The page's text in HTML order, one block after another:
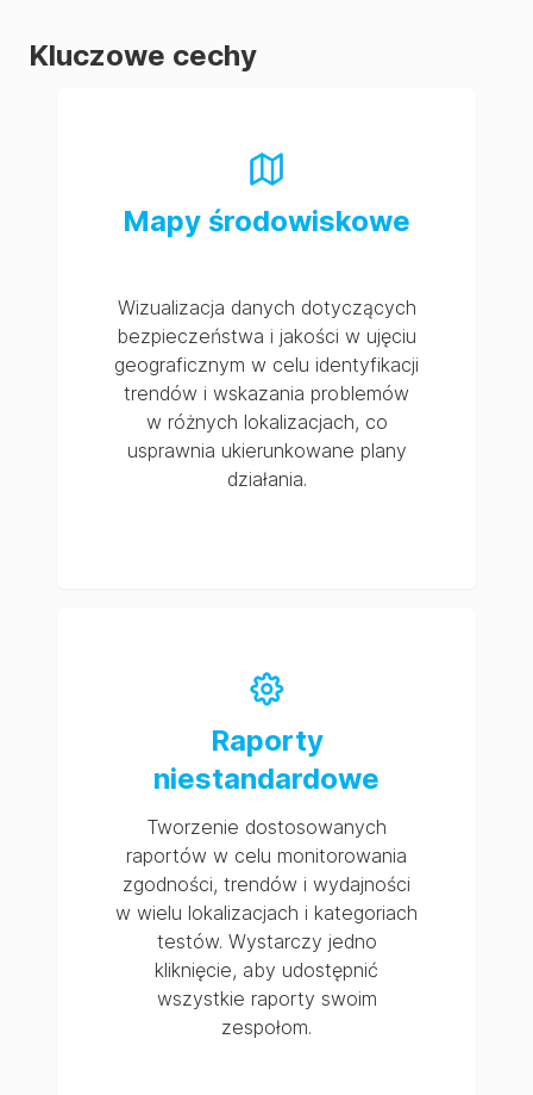
Kluczowe cechy
Mapy środowiskowe
Wizualizacja danych dotyczących
bezpieczeństwa i jakości w ujęciu
geograficznym w celu identyfikacji
trendów i wskazania problemów
w różnych lokalizacjach, co
usprawnia ukierunkowane plany
działania.
Raporty
niestandardowe
Tworzenie dostosowanych
raportów w celu monitorowania
zgodności, trendów i wydajności
w wielu lokalizacjach i kategoriach
testów. Wystarczy jedno
kliknięcie, aby udostępnić
wszystkie raporty swoim
zespołom.